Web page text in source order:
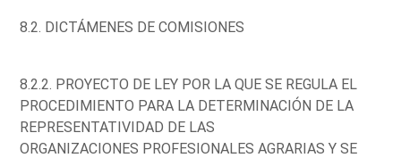
8.2. DICTÁMENES DE COMISIONES
8.2.2. PROYECTO DE LEY POR LA QUE SE REGULA EL
PROCEDIMIENTO PARA LA DETERMINACIÓN DE LA
REPRESENTATIVIDAD DE LAS
ORGANIZACIONES PROFESIONALES AGRARIAS Y SE